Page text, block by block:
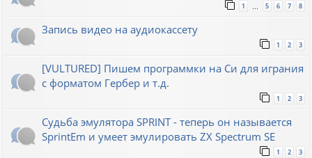
1 5 6 7 8
Запись видео на аудиокассету
1 2 3
[VULTURED] Пишем программки на Си для играния
с форматом Гербер и т.д.
1 2 3
Судьба эмулятора SPRINT - теперь он называется
SprintEm и умеет эмулировать ZX Spectrum SE
1 2 3